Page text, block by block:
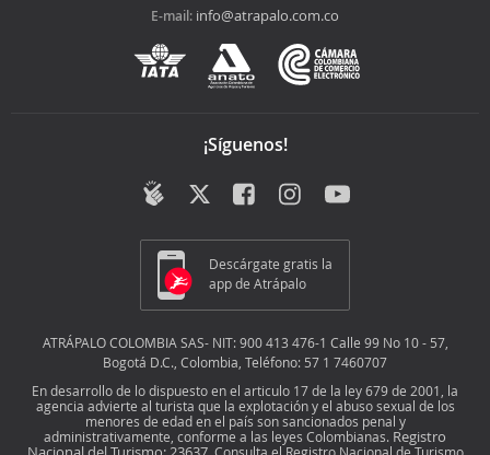
E-mail: info@atrapalo.com.co
¡Síguenos!
Descárgate gratis la
app de Atrápalo
ATRÁPALO COLOMBIA SAS- NIT: 900 413 476-1 Calle 99 No 10 - 57,
Bogotá D.C., Colombia, Teléfono: 57 1 7460707
En desarrollo de lo dispuesto en el articulo 17 de la ley 679 de 2001, la
agencia advierte al turista que la explotación y el abuso sexual de los
menores de edad en el país son sancionados penal y
administrativamente, conforme a las leyes Colombianas. Registro